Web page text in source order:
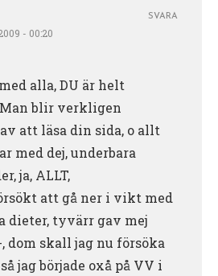
- 00:20
alla, DU är helt
blir verkligen
att läsa din sida, o allt
med dej, underbara
ja, ALLT,
att gå ner i vikt med
dieter, tyvärr gav mej
dom skall jag nu försöka
jag började oxå på VV i
SVARA